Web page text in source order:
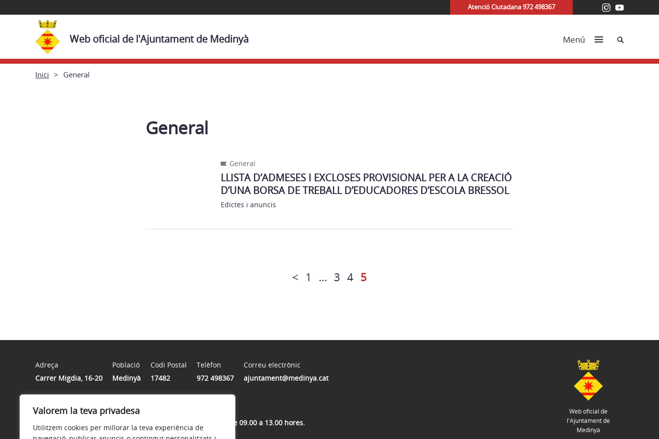
Valorem la teva privadesa
Utilitzem cookies per millorar la teva experiència de
Atenció Ciutadana 972 498367
Web oficial de l'Ajuntament de Medinyà Menú Cerca
Inici General
General
General
LLISTA D’ADMESES I EXCLOSES PROVISIONAL PER A LA CREACIÓ
D’UNA BORSA DE TREBALL D’EDUCADORES D’ESCOLA BRESSOL
Edictes i anuncis
< 1 … 3 4 5
Adreça
Carrer Migdia, 16-20
Població
Medinyà
Codi Postal
17482
Telèfon
972 498367
Correu electrònic
ajuntament@medinya.cat
Horari
Matins: dilluns a dijous de 09.00 a 14.00 hores i divendres de 09.00 a 13.00 hores.
Web oficial de
l'Ajuntament de
Medinyà